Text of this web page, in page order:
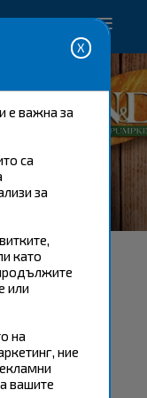
е важна за
са
за
като
или
на
ние
вашите
за